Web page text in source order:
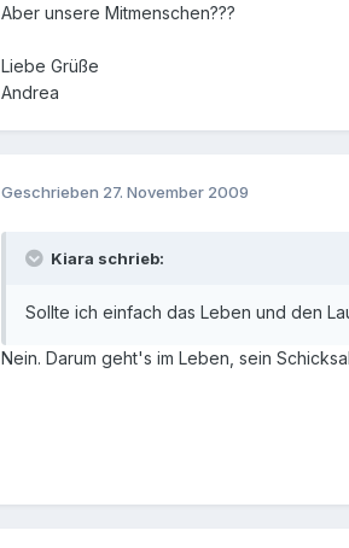
Aber unsere Mitmenschen???
Liebe Grüße
Andrea
Geschrieben 27. November 2009
Kiara schrieb:
Sollte ich einfach das Leben und den
Nein. Darum geht's im Leben, sein